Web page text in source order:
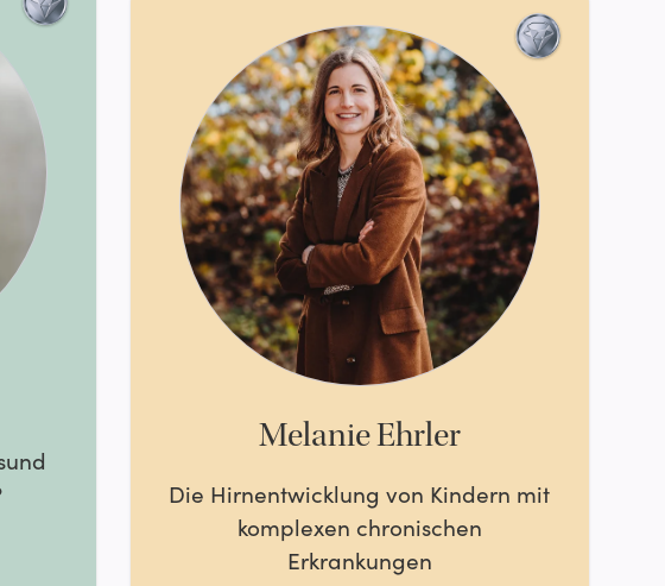
Melanie Ehrler
Die Hirnentwicklung von Kindern mit
komplexen chronischen
Erkrankungen